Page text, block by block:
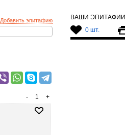
ВАШИ ЭПИТАФИИ
0 шт.
Добавить эпитафию
+
1
-